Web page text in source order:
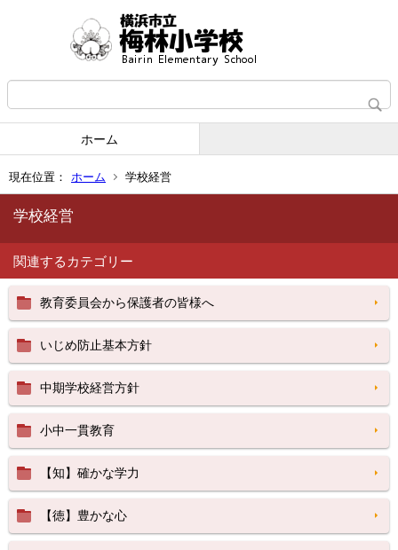
ホーム
現在位置： ホーム 学校経営
学校経営
関連するカテゴリー
教育委員会から保護者の皆様へ
いじめ防止基本方針
中期学校経営方針
小中一貫教育
【知】確かな学力
【徳】豊かな心